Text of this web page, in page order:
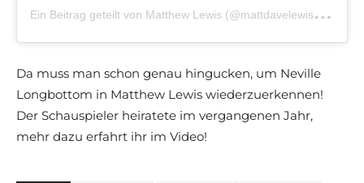
E
in Beitrag geteilt von Matthew Lewis (@mattdavelewis)
am
Da muss man schon genau hingucken, um Neville
Longbottom in Matthew Lewis wiederzuerkennen!
Der Schauspieler heiratete im vergangenen Jahr,
mehr dazu erfahrt ihr im Video!